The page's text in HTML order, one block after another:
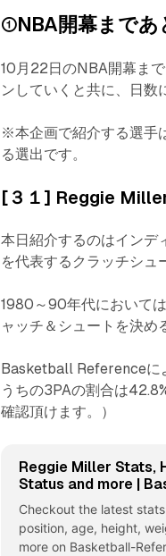
①NBA開幕まであと
10月22日のNBA開幕ま
ンしていくと共に、日数
※本企画で紹介する選手
る選出です。
[３１] Reggie
本日紹介するのはインデ
を代表するクラッチシュ
1980～90年代においては
ャッチ＆シュートを決め
Basketball Referenceに
うちの3PAの割合は
確認頂けます。）
Reggie Miller Stats,
Status and more |
Checkout the latest
position, age, height,
more on Basketball-